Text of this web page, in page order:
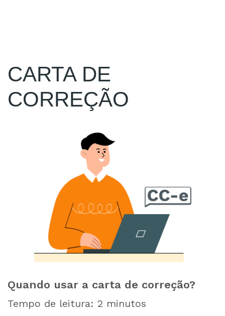
CARTA DE
CORREÇÃO
Quando usar a carta de correção?
Tempo de leitura: 2 minutos